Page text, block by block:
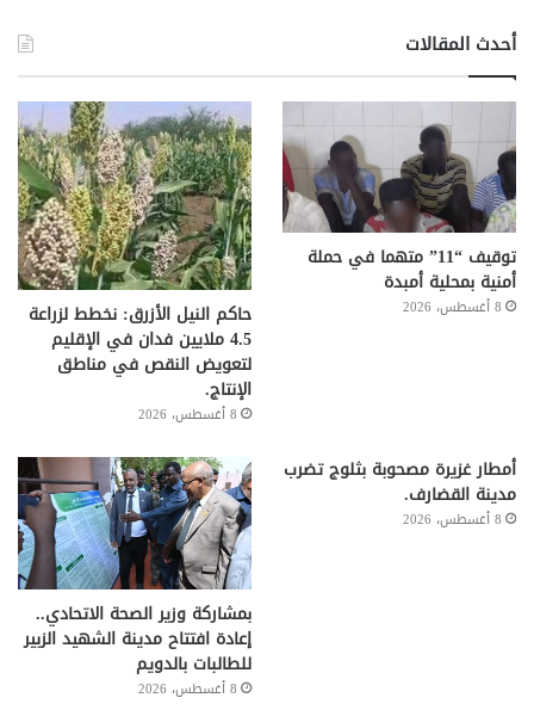
أحدث المقالات
توقيف “11” متهما في حملة
أمنية بمحلية أمبدة
8 أغسطس، 2026 حاكم النيل الأزرق: نخطط لزراعة
4.5 ملايين فدان في الإقليم
لتعويض النقص في مناطق
الإنتاج.
8 أغسطس، 2026
أمطار غزيرة مصحوبة بثلوج تضرب
مدينة القضارف.
8 أغسطس، 2026
بمشاركة وزير الصحة الاتحادي..
إعادة افتتاح مدينة الشهيد الزبير
للطالبات بالدويم
8 أغسطس، 2026